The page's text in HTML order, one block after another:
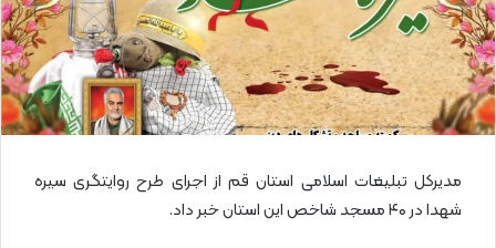
ل
مدیرکل تبلیغات اسلامی استان قم از اجرای طرح روایتگری سیره
شهدا در ۴۰ مسجد شاخص این استان خبر داد.